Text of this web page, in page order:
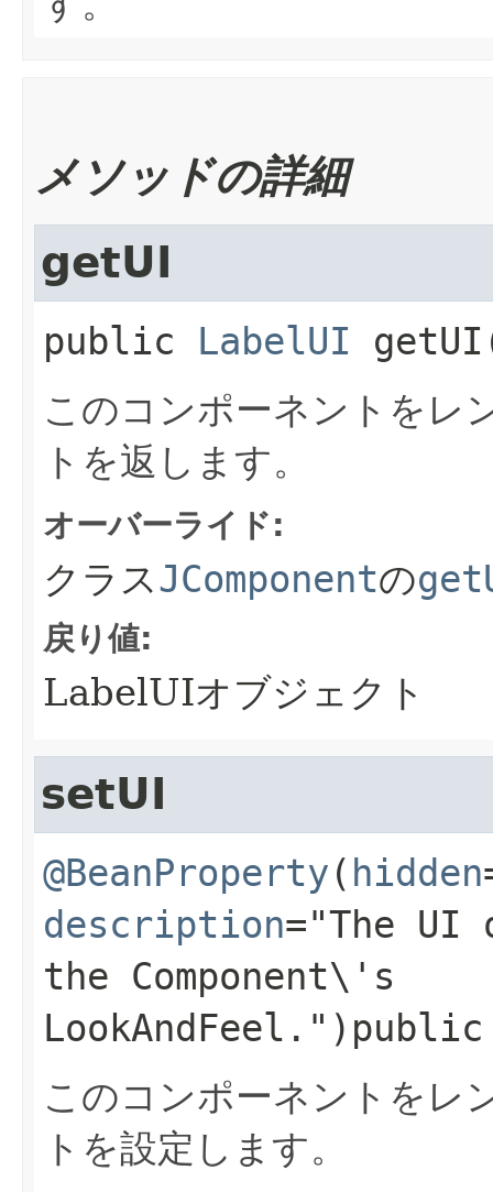
メソッドの詳細
getUI
public LabelUI getUI
このコンポーネントを
トを返します。
オーバーライド:
クラスJComponentの
戻り値:
LabelUIオブジェクト
setUI
@BeanProperty(hidden
description="The UI
the Component\'s
LookAndFeel.") public
このコンポーネントを
トを設定します。